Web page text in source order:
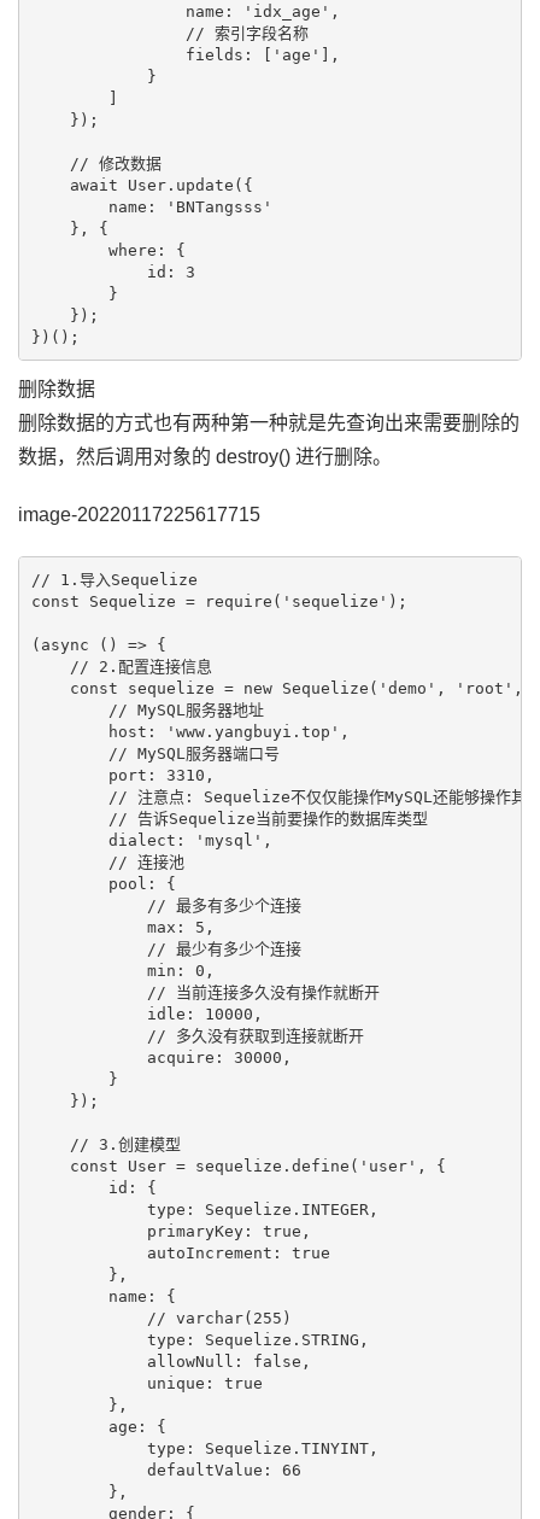
                name: 'idx_age',
                // 索引字段名称
                fields: ['age'],
            }
        ]
    });
    // 修改数据
    await User.update({
        name: 'BNTangsss'
    }, {
        where: {
            id: 3
        }
    });
删除数据
删除数据的方式也有两种第一种就是先查询出来需要删除的
数据，然后调用对象的 destroy() 进行删除。
image-20220117225617715
// 1.导入Sequelize
const Sequelize = require('sequelize');
(async () => {
    // 2.配置连接信息
const sequelize = new Sequelize('demo', 'root',
        // MySQL服务器地址
        host: 'www.yangbuyi.top',
        // MySQL服务器端口号
        port: 3310,
// 注意点: Sequelize不仅仅能操作MySQL还能够操作其它
        // 告诉Sequelize当前要操作的数据库类型
        dialect: 'mysql',
        // 连接池
        pool: {
            // 最多有多少个连接
            max: 5,
            // 最少有多少个连接
            min: 0,
            // 当前连接多久没有操作就断开
            idle: 10000,
            // 多久没有获取到连接就断开
            acquire: 30000,
        }
    });
    // 3.创建模型
    const User = sequelize.define('user', {
        id: {
            type: Sequelize.INTEGER,
            primaryKey: true,
            autoIncrement: true
        },
        name: {
            // varchar(255)
            type: Sequelize.STRING,
            allowNull: false,
            unique: true
        },
        age: {
            type: Sequelize.TINYINT,
            defaultValue: 66
        },
        gender: {